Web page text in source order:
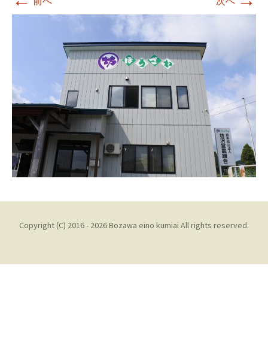
Copyright (C) 2016 - 2026 Bozawa eino kumiai All rights reserved.